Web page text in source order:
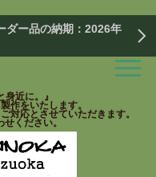
ダー品の納期：2026年
身近に。』
作をいたします。
対応とさせていただきます。
ください。